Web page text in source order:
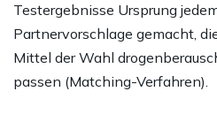
Testergebnisse Ursprung
Partnervorschlage gemacht,
Mittel der Wahl
passen (Matching-Verfahren).